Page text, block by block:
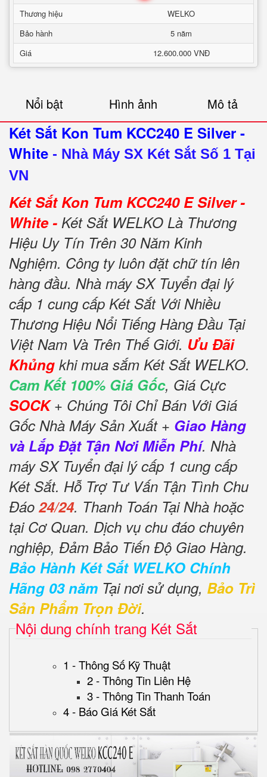
Thương hiệu
WELKO
Bảo hành
5 năm
Giá
12.600.000 VNĐ
Nổi bật Hình ảnh Mô tả
Két Sắt Kon Tum KCC240 E Silver -
White - Nhà Máy SX Két Sắt Số 1 Tại
VN
Két Sắt Kon Tum KCC240 E Silver -
White - Két Sắt WELKO Là Thương
Hiệu Uy Tín Trên 30 Năm Kinh
Nghiệm. Công ty luôn đặt chữ tín lên
hàng đầu. Nhà máy SX Tuyển đại lý
cấp 1 cung cấp Két Sắt Với Nhiều
Thương Hiệu Nổi Tiếng Hàng Đầu Tại
Việt Nam Và Trên Thế Giới. Ưu Đãi
Khủng khi mua sắm Két Sắt WELKO.
Cam Kết 100% Giá Gốc, Giá Cực
SOCK+ Chúng Tôi Chỉ Bán Với Giá
Gốc Nhà Máy Sản Xuất + Giao Hàng
và Lắp Đặt Tận Nơi Miễn Phí. Nhà
máy SX Tuyển đại lý cấp 1 cung cấp
Két Sắt. Hỗ Trợ Tư Vấn Tận Tình Chu
Đáo 24/24. Thanh Toán Tại Nhà hoặc
tại Cơ Quan. Dịch vụ chu đáo chuyên
nghiệp, Đảm Bảo Tiến Độ Giao Hàng.
Bảo Hành Két Sắt WELKO Chính
Hãng 03 năm Tại nơi sử dụng, Bảo Trì
Sản Phẩm Trọn Đời.
Nội dung chính trang Két Sắt
1 - Thông Số Kỹ Thuật
2 - Thông Tin Liên Hệ
3 - Thông Tin Thanh Toán
4 - Báo Giá Két Sắt